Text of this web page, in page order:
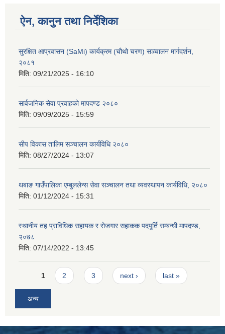
ऐन, कानुन तथा निर्देशिका
सुरक्षित आप्रवासन (SaMi) कार्यक्रम (चौथो चरण) सञ्चालन मार्गदर्शन,
२०८१
मिति: 09/21/2025 - 16:10
सार्वजनिक सेवा प्रवाहको मापदण्ड २०८०
मिति: 09/09/2025 - 15:59
सीप विकास तालिम सञ्चालन कार्यविधि २०८०
मिति: 08/27/2024 - 13:07
थबाङ गाउँपालिका एम्बुललेन्स सेवा सञ्चालन तथा व्यवस्थापन कार्यविधि, २०८०
मिति: 01/12/2024 - 15:31
स्थानीय तह प्राविधिक सहायक र रोजगार सहाकक पदपूर्ति सम्बन्धी मापदण्ड,
२०७८
मिति: 07/14/2022 - 13:45
Pages
1 2 3 next › last »
अन्य